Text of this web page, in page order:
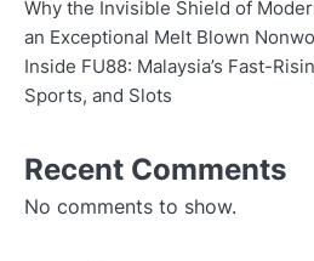
Why the Invisible Shield of
an Exceptional Melt Blown
Inside FU88: Malaysia’s Fast-
Sports, and Slots
Recent Comments
No comments to show.